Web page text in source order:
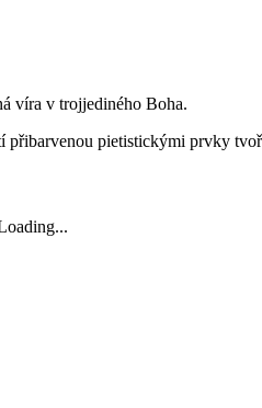
víra v trojjediného Boha.
pietistickými prvky